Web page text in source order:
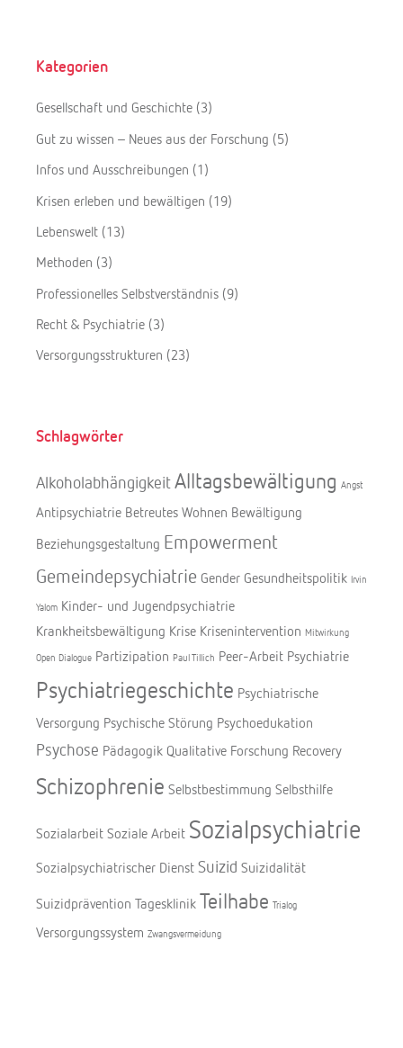
Kategorien
Gesellschaft und Geschichte (3)
Gut zu wissen – Neues aus der Forschung (5)
Infos und Ausschreibungen (1)
Krisen erleben und bewältigen (19)
Lebenswelt (13)
Methoden (3)
Professionelles Selbstverständnis (9)
Recht & Psychiatrie (3)
Versorgungsstrukturen (23)
Schlagwörter
AlkoholabhängigkeitAlltagsbewältigung Angst
Antipsychiatrie Betreutes Wohnen Bewältigung
Beziehungsgestaltung Empowerment
Gemeindepsychiatrie Gender Gesundheitspolitik Irvin
Yalom Kinder- und Jugendpsychiatrie
Krankheitsbewältigung Krise Krisenintervention Mitwirkung
Open Dialogue Partizipation Paul Tillich Peer-Arbeit Psychiatrie
Psychiatriegeschichte Psychiatrische
Versorgung Psychische Störung Psychoedukation
Psychose Pädagogik Qualitative Forschung Recovery
Schizophrenie Selbstbestimmung Selbsthilfe
Sozialarbeit Soziale Arbeit Sozialpsychiatrie
Sozialpsychiatrischer Dienst Suizid Suizidalität
Suizidprävention Tagesklinik Teilhabe Trialog
Versorgungssystem Zwangsvermeidung